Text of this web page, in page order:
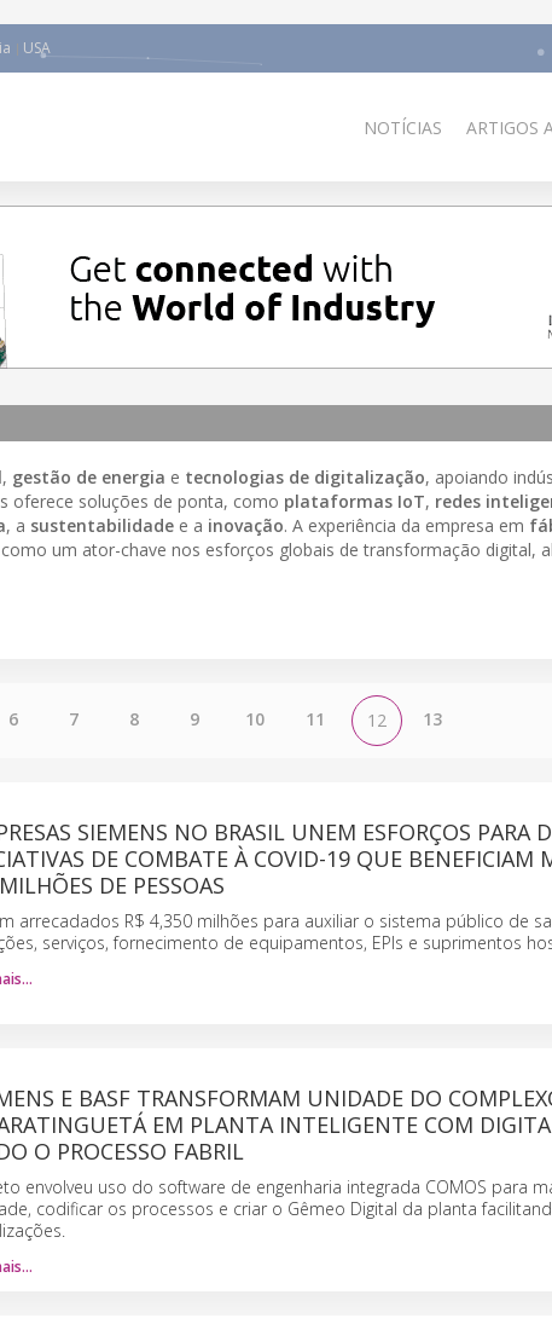
USA
NOTÍCIAS ARTIGOS
, gestão de energia e tecnologias de digitalização, apoiando
oferece soluções de ponta, como plataformas IoT, redes
, a sustentabilidade e a inovação. A experiência da empresa em
um ator-chave nos esforços globais de transformação digital,
6 7 8 9 10 11 12 13
SIEMENS NO BRASIL UNEM ESFORÇOS PARA
DE COMBATE À COVID-19 QUE BENEFICIAM
DE PESSOAS
arrecadados R$ 4,350 milhões para auxiliar o sistema público de
serviços, fornecimento de equipamentos, EPIs e suprimentos
E BASF TRANSFORMAM UNIDADE DO
EM PLANTA INTELIGENTE COM
O PROCESSO FABRIL
envolveu uso do software de engenharia integrada COMOS para
codificar os processos e criar o Gêmeo Digital da planta